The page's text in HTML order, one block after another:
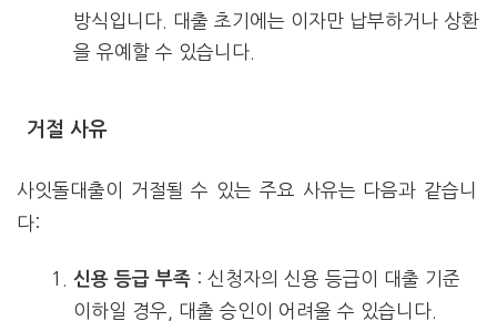
방식입니다. 대출 초기에는 이자만 납부하거나 상환
을 유예할 수 있습니다.
거절 사유
사잇돌대출이 거절될 수 있는 주요 사유는 다음과 같습니
다:
신용 등급 부족 : 신청자의 신용 등급이 대출 기준
이하일 경우, 대출 승인이 어려울 수 있습니다.